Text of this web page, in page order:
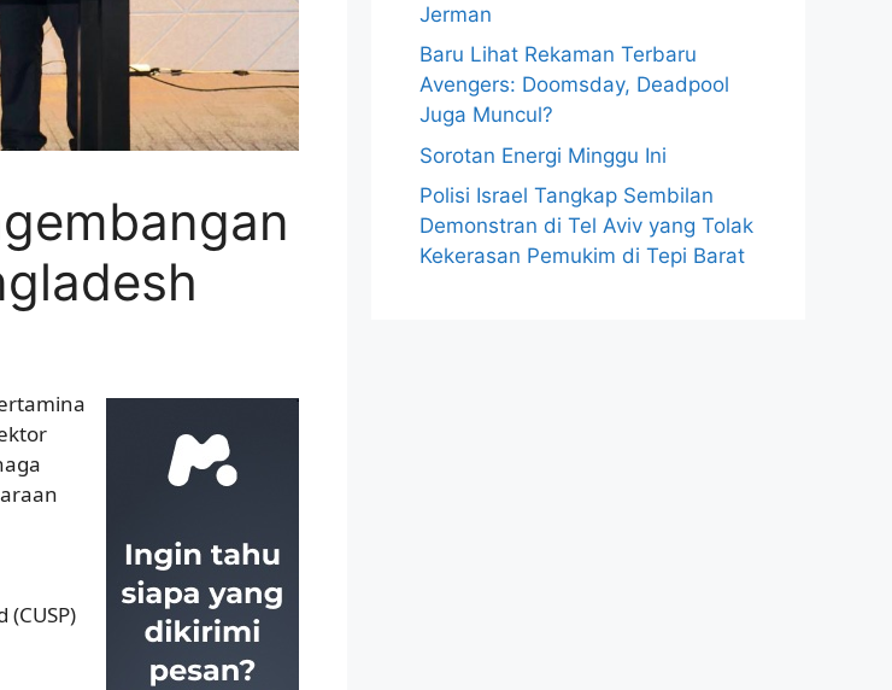
Jerman
Baru Lihat Rekaman Terbaru
Avengers: Doomsday, Deadpool
Juga Muncul?
Sorotan Energi Minggu Ini
Polisi Israel Tangkap Sembilan
Demonstran di Tel Aviv yang Tolak
Kekerasan Pemukim di Tepi Barat